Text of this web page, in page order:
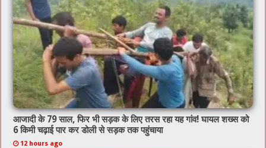
आजादी के 79 साल, फिर भी सड़क के लिए तरस रहा यह गांव! घायल शख्स को
6 किमी चढ़ाई पार कर डोली से सड़क तक पहुंचाया
12 hours ago